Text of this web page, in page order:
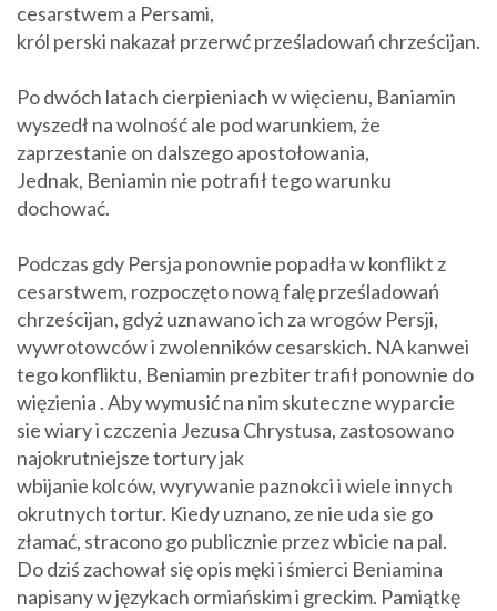
cesarstwem a Persami,
król perski nakazał przerwć prześladowań chrześcijan.
Po dwóch latach cierpieniach w więcienu, Baniamin
wyszedł na wolność ale pod warunkiem, że
zaprzestanie on dalszego apostołowania,
Jednak, Beniamin nie potrafił tego warunku
dochować.
Podczas gdy Persja ponownie popadła w konflikt z
cesarstwem, rozpoczęto nową falę prześladowań
chrześcijan, gdyż uznawano ich za wrogów Persji,
wywrotowców i zwolenników cesarskich. NA kanwei
tego konfliktu, Beniamin prezbiter trafił ponownie do
więzienia . Aby wymusić na nim skuteczne wyparcie
sie wiary i czczenia Jezusa Chrystusa, zastosowano
najokrutniejsze tortury jak
wbijanie kolców, wyrywanie paznokci i wiele innych
okrutnych tortur. Kiedy uznano, ze nie uda sie go
złamać, stracono go publicznie przez wbicie na pal.
Do dziś zachował się opis męki i śmierci Beniamina
napisany w językach ormiańskim i greckim. Pamiątkę